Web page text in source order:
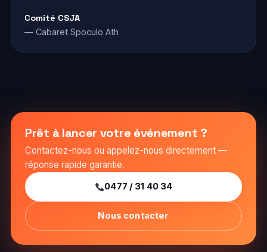
Comité CSJA
— Cabaret Spoculo Ath
Prêt à lancer votre événement ?
Contactez-nous ou appelez-nous directement —
réponse rapide garantie.
0477 / 31 40 34
Nous contacter